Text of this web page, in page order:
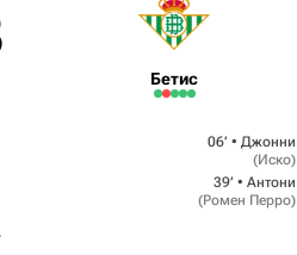
Бетис
06‎’‎ • Джонни
(Иcкo)
39‎’‎ • Антони
(Ромен Перро)